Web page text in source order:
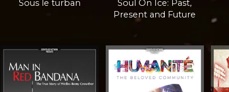
Sous le turban
Soul On Ice: Past,
Present and Future